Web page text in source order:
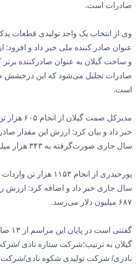
صادرات است.
وی از انتخاب یک واحد تولیدی قطعات
عنوان صادر کننده ملی خبر داد و افزود:
و ساخت گیلان به عنوان صادرکننده
صادرات تجلیل می‌شود که این درخشش
است.
مدیرکل صمت
خبر داد و بیان کرد: ارزش این مقدار
سال جاری صورت‌گرفته به ۳۴۳ هزار میلیون دلار می‌رسد.
پورحیدری از انجام ۱۱۵۳
سال جاری خبر داد و اضافه کرد: ارزش
۶۸۷ میلیون دلار می‌رسد.
گفتنی
گیلان به ترتیب؛شرکت ستاره نادی /
نادری/ شرکت تولیدی شکوه نادی/